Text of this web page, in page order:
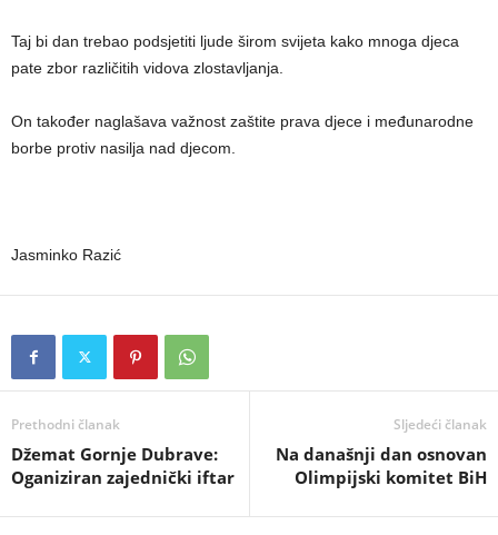
Taj bi dan trebao podsjetiti ljude širom svijeta kako mnoga djeca
pate zbor različitih vidova zlostavljanja.
On također naglašava važnost zaštite prava djece i međunarodne
borbe protiv nasilja nad djecom.
Jasminko Razić
Prethodni članak
Džemat Gornje Dubrave:
Oganiziran zajednički iftar
Sljedeći članak
Na današnji dan osnovan
Olimpijski komitet BiH